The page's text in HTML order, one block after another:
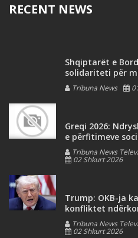
RECENT NEWS
Shqiptarët e
solidariteti për
Tribuna News
Greqi 2026:
e përfitimeve
Tribuna News
02 Shkurt 2026
Trump: OKB-ja
konfliktet
Tribuna News
02 Shkurt 2026